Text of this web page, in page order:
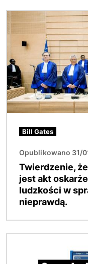
Bill Gates
Opublikowano 31/
Twierdzenie,
jest akt
ludzkości w
nieprawdą.